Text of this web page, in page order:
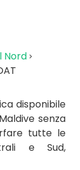
Nord
disponibile
senza
tutte le
e Sud,
esperta.